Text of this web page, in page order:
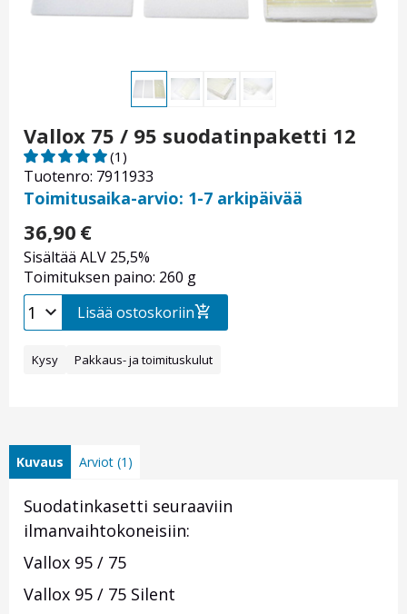
Vallox 75 / 95 suodatinpaketti 12
Tuotenro: 7911933
(1)
Toimitusaika-arvio: 1-7 arkipäivää
36,90 €
Sisältää ALV 25,5%
Toimituksen paino: 260 g
Lisää ostoskoriin
Kysy Pakkaus- ja toimituskulut
Kuvaus Arviot (1)
Suodatinkasetti seuraaviin
ilmanvaihtokoneisiin:
Vallox 95 / 75
Vallox 95 / 75 Silent